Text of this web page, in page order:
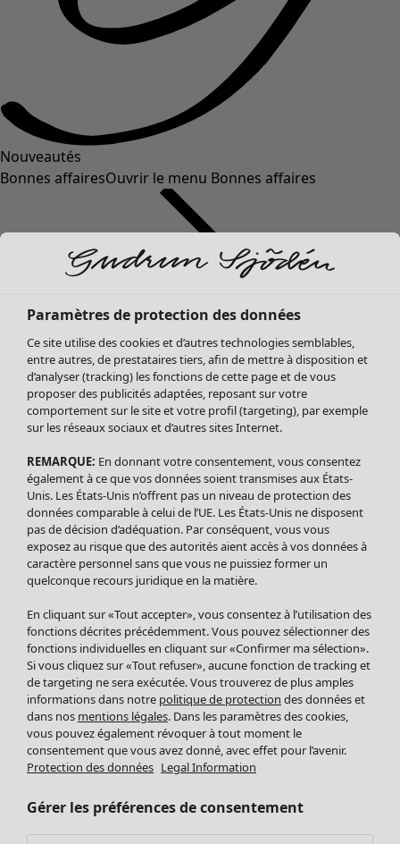
Nouveautés
Bonnes affairesOuvrir le menu Bonnes affaires
Soldes Vêtements
Tous les vêtements
Robes
Tuniques
Blouses
Tops
Gilets
Pantalon
Jupes
Leggings et collants
Accessoires
Chaussures
Vêtements de bain
Basics
Soldes Mobilier
Bonnes affaires déco
Décoration
Textiles
Tapis
Éponge
Paramètres de protection des données
Ce site utilise des cookies et d’autres technologies semblables,
entre autres, de prestataires tiers, afin de mettre à disposition et
d’analyser (tracking) les fonctions de cette page et de vous
proposer des publicités adaptées, reposant sur votre
comportement sur le site et votre profil (targeting), par exemple
sur les réseaux sociaux et d’autres sites Internet.
REMARQUE: En donnant votre consentement, vous consentez
également à ce que vos données soient transmises aux États-
Unis. Les États-Unis n’offrent pas un niveau de protection des
données comparable à celui de l’UE. Les États-Unis ne disposent
pas de décision d’adéquation. Par conséquent, vous vous
exposez au risque que des autorités aient accès à vos données à
caractère personnel sans que vous ne puissiez former un
quelconque recours juridique en la matière.
En cliquant sur «Tout accepter», vous consentez à l’utilisation des
fonctions décrites précédemment. Vous pouvez sélectionner des
fonctions individuelles en cliquant sur «Confirmer ma sélection».
Si vous cliquez sur «Tout refuser», aucune fonction de tracking et
de targeting ne sera exécutée. Vous trouverez de plus amples
informations dans notre politique de protection des données et
dans nos mentions légales. Dans les paramètres des cookies,
vous pouvez également révoquer à tout moment le
consentement que vous avez donné, avec effet pour l’avenir.
Protection des données Legal Information
Gérer les préférences de consentement